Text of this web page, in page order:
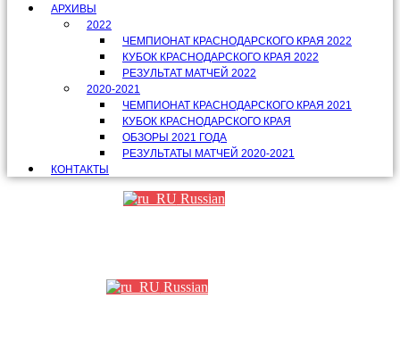
АРХИВЫ
2022
ЧЕМПИОНАТ КРАСНОДАРСКОГО КРАЯ 2022
КУБОК КРАСНОДАРСКОГО КРАЯ 2022
РЕЗУЛЬТАТ МАТЧЕЙ 2022
2020-2021
ЧЕМПИОНАТ КРАСНОДАРСКОГО КРАЯ 2021
КУБОК КРАСНОДАРСКОГО КРАЯ
ОБЗОРЫ 2021 ГОДА
РЕЗУЛЬТАТЫ МАТЧЕЙ 2020-2021
КОНТАКТЫ
Russian
Russian